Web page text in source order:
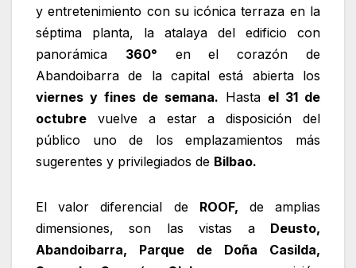
y entretenimiento con su icónica terraza en la
séptima planta, la atalaya del edificio con
panorámica 360° en el corazón de
Abandoibarra de la capital está abierta los
viernes y fines de semana. Hasta el 31 de
octubre vuelve a estar a disposición del
público uno de los emplazamientos más
sugerentes y privilegiados de Bilbao.
El valor diferencial de ROOF, de amplias
dimensiones, son las vistas a Deusto,
Abandoibarra, Parque de Doña Casilda,